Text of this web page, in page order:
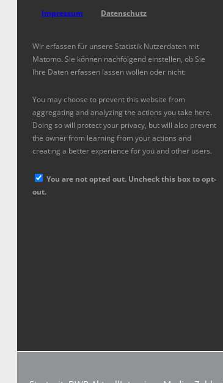
Impressum Datenschutz
Wir erfassen für unsere Statistik Nutzerdaten mit
Matomo. Sie können nachfolgend einstellen, ob Sie
Ihre Daten erfassen lassen wollen oder nicht:
You may choose to prevent this website from
aggregating and analyzing the actions you take here.
Doing so will protect your privacy, but will also prevent
the owner from learning from your actions and
creating a better experience for you and other users.
You are not opted out. Uncheck this box to opt-
out.